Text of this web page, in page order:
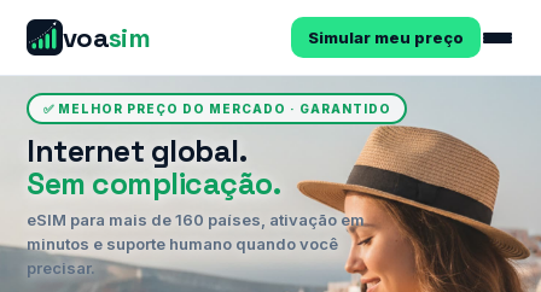
voasim Simular meu preço
✅ MELHOR PREÇO DO MERCADO · GARANTIDO
Internet global.
Sem complicação.
eSIM para mais de 160 países, ativação em
minutos e suporte humano quando você
precisar.